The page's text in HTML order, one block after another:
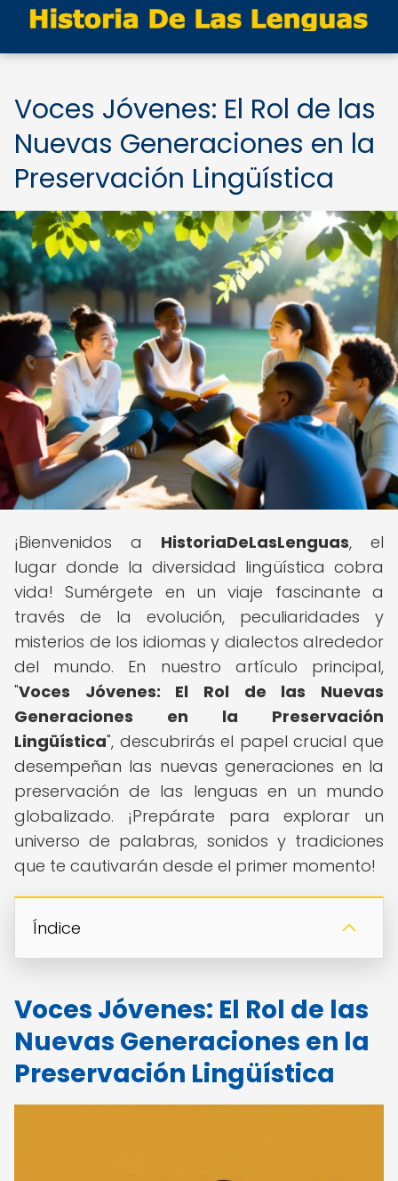
Voces Jóvenes: El Rol de las
Nuevas Generaciones en la
Preservación Lingüística
¡Bienvenidos a HistoriaDeLasLenguas, el
lugar donde la diversidad lingüística cobra
vida! Sumérgete en un viaje fascinante a
través de la evolución, peculiaridades y
misterios de los idiomas y dialectos alrededor
del mundo. En nuestro artículo principal,
"Voces Jóvenes: El Rol de las Nuevas
Generaciones en la Preservación
Lingüística", descubrirás el papel crucial que
desempeñan las nuevas generaciones en la
preservación de las lenguas en un mundo
globalizado. ¡Prepárate para explorar un
universo de palabras, sonidos y tradiciones
que te cautivarán desde el primer momento!
Índice
Voces Jóvenes: El Rol de las
Nuevas Generaciones en la
Preservación Lingüística